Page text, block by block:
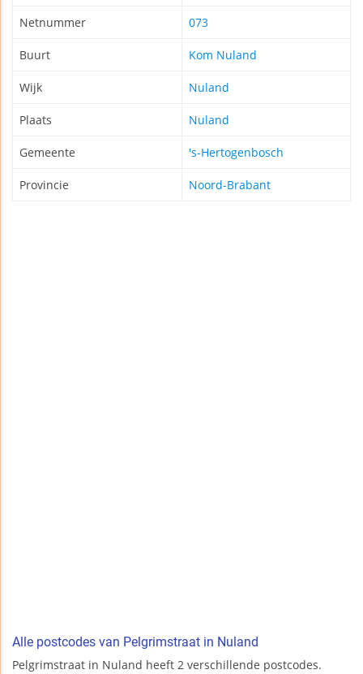
Netnummer 073
Buurt Kom Nuland
Wijk Nuland
Plaats Nuland
Gemeente 's-Hertogenbosch
Provincie Noord-Brabant
Alle postcodes van Pelgrimstraat in Nuland
Pelgrimstraat in Nuland heeft 2 verschillende postcodes.